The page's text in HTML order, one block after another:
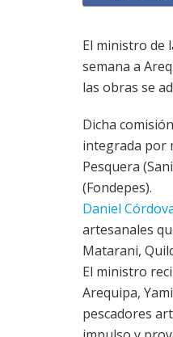
El ministro de
semana a
las obras se
Dicha
integrada por
Pesquera
(Fondepes).
Daniel
artesanales
Matarani,
El ministro
Arequipa,
pescadores